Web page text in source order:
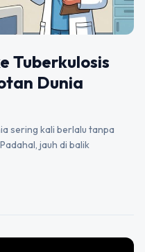
Tuberkulosis
Dunia
sering kali berlalu tanpa
jauh di balik